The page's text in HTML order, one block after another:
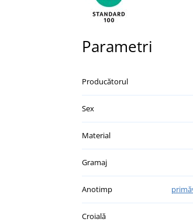
Parametri
Producătorul
Sex
Material
Gramaj
Anotimp
Croială